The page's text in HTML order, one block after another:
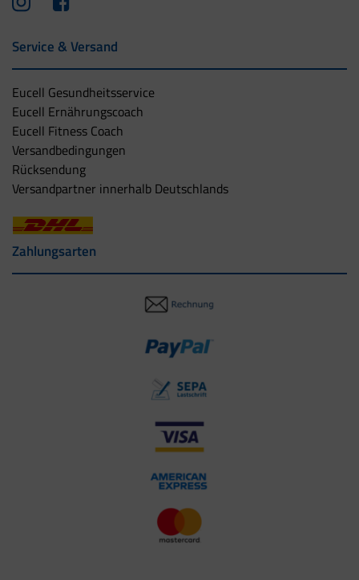
Service & Versand
Eucell Gesundheitsservice
Eucell Ernährungscoach
Eucell Fitness Coach
Versandbedingungen
Rücksendung
Versandpartner innerhalb Deutschlands
Zahlungsarten